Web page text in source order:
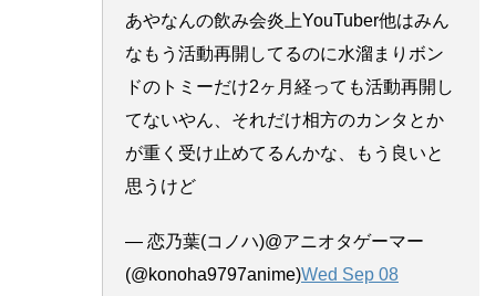
あやなんの飲み会炎上YouTuber他はみん
なもう活動再開してるのに水溜まりボン
ドのトミーだけ2ヶ月経っても活動再開し
てないやん、それだけ相方のカンタとか
が重く受け止めてるんかな、もう良いと
思うけど
— 恋乃葉(コノハ)@アニオタゲーマー
(@konoha9797anime)Wed Sep 08